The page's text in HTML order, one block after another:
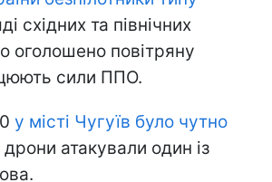
східних та північних
оголошено повітряну
сили ППО.
у місті Чугуїв було чутно
атакували один із